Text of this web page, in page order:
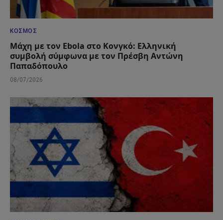
ΚΌΣΜΟΣ
Μάχη με τον Ebola στο Κονγκό: Ελληνική
συμβολή σύμφωνα με τον Πρέσβη Αντώνη
Παπαδόπουλο
08/07/2026